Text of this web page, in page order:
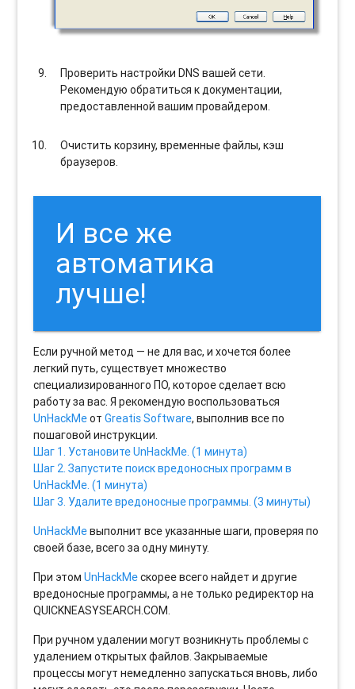
Проверить настройки DNS вашей сети.
Рекомендую обратиться к документации,
предоставленной вашим провайдером.
Очистить корзину, временные файлы, кэш
браузеров.
И все же
автоматика
лучше!
Если ручной метод — не для вас, и хочется более
легкий путь, существует множество
специализированного ПО, которое сделает всю
работу за вас. Я рекомендую воспользоваться
UnHackMeотGreatis Software, выполнив все по
пошаговой инструкции.
Шаг 1. Установите UnHackMe. (1 минута)
Шаг 2. Запустите поиск вредоносных программ в
UnHackMe. (1 минута)
Шаг 3. Удалите вредоносные программы. (3 минуты)
UnHackMeвыполнит все указанные шаги, проверяя по
своей базе, всего за одну минуту.
При этомUnHackMeскорее всего найдет и другие
вредоносные программы, а не только редиректор на
QUICKNEASYSEARCH.COM.
При ручном удалении могут возникнуть проблемы с
удалением открытых файлов. Закрываемые
процессы могут немедленно запускаться вновь, либо